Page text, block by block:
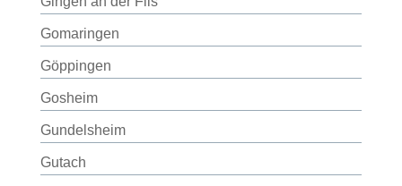
Gomaringen
Göppingen
Gosheim
Gundelsheim
Gutach